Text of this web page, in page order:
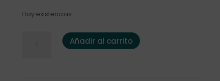
Hay existencias
Rooibos "Chai" 50 gr. cantidad
Añadir al carrito